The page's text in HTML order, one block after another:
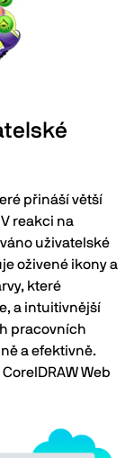
přináší větší
reakci na
uživatelské
oživené ikony a
které
a intuitivnější
pracovních
a efektivně.
Web